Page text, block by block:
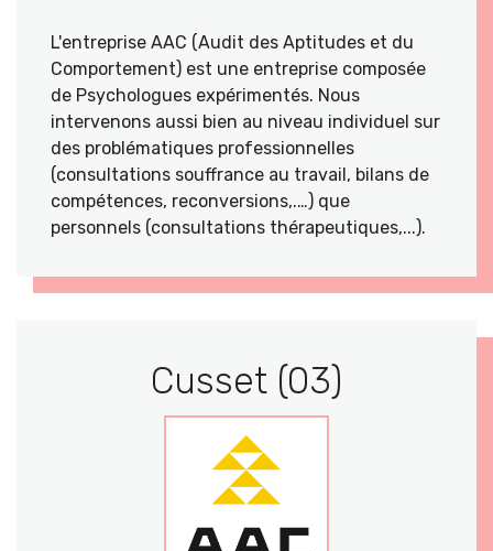
L'entreprise AAC (Audit des Aptitudes et du
Comportement) est une entreprise composée
de Psychologues expérimentés. Nous
intervenons aussi bien au niveau individuel sur
des problématiques professionnelles
(consultations souffrance au travail, bilans de
compétences, reconversions,.…) que
personnels (consultations thérapeutiques,...).
Cusset (03)